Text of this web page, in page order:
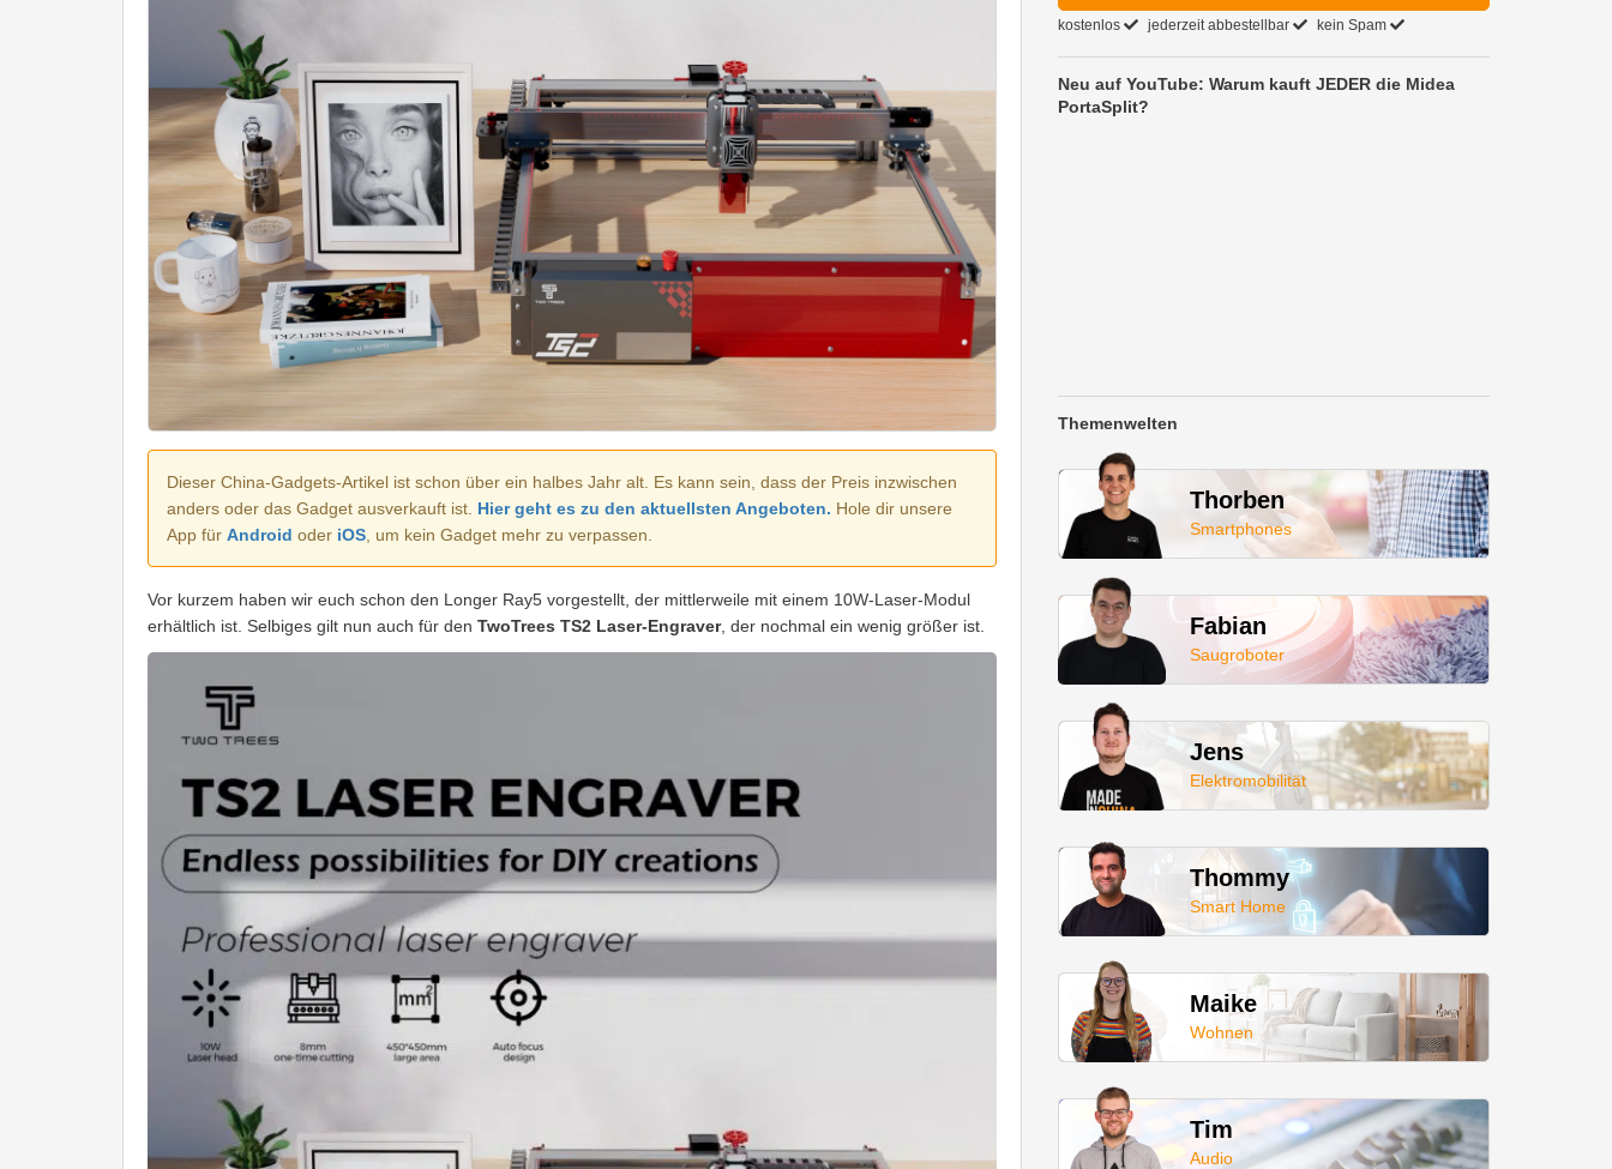
Dieser China-Gadgets-Artikel ist schon über ein halbes Jahr alt. Es kann sein, dass der Preis inzwischen
anders oder das Gadget ausverkauft ist. Hier geht es zu den aktuellsten Angeboten. Hole dir unsere
App für Android oder iOS , um kein Gadget mehr zu verpassen.
Vor kurzem haben wir euch schon den Longer Ray5 vorgestellt, der mittlerweile mit einem 10W-Laser-Modul
erhältlich ist. Selbiges gilt nun auch für den TwoTrees TS2 Laser-Engraver, der nochmal ein wenig größer ist.
kostenlos jederzeit abbestellbar kein Spam
Neu auf YouTube: Warum kauft JEDER die Midea
PortaSplit?
Themenwelten
Thorben
Smartphones
Fabian
Saugroboter
Jens
Elektromobilität
Thommy
Smart Home
Maike
Wohnen
Tim
Audio